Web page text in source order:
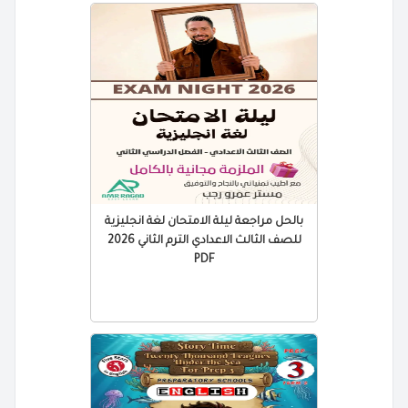
بالحل مراجعة ليلة الامتحان لغة انجليزية
للصف الثالث الاعدادي الترم الثاني 2026
PDF